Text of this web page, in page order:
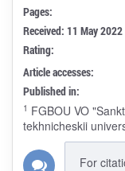
Pages:
Received: 11 May 2022
Rating:
Article accesses:
Published in:
1 FGBOU VO
tekhnicheskii
For